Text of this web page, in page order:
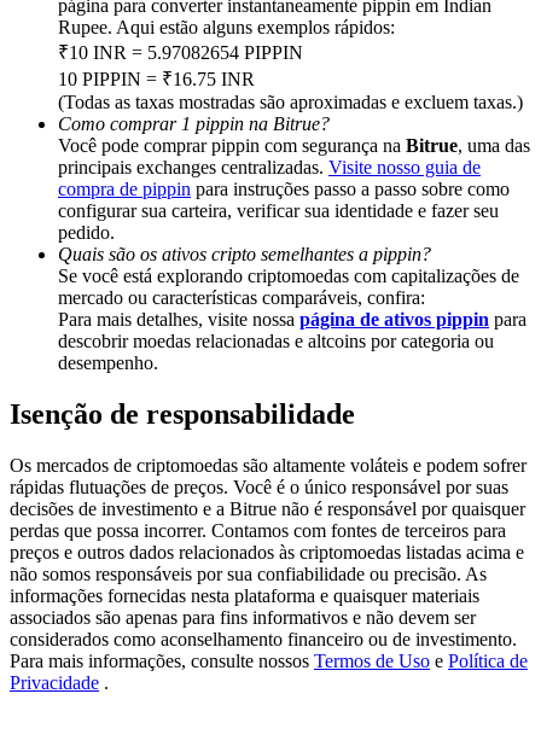
Deposit & Trade BTC to Share 25000 USDT prize pool!
Deposit CASHCAT & Win
Share 500000 CASHCAT prize pool
Exclusive for BitMart Users
Register & Trade to Win 500,000 USDT
Precious Metals Trading Carnival
USDT New User Exclusive 10% APR
USDT Flexible Staking | Daily Rewards
BTC New User Exclusive: 6.5% APR
página para converter instantaneamente pippin em Indian
Rupee. Aqui estão alguns exemplos rápidos:
₹10 INR = 5.97082654 PIPPIN
10 PIPPIN = ₹16.75 INR
(Todas as taxas mostradas são aproximadas e excluem taxas.)
Como comprar 1 pippin na Bitrue?
Você pode comprar pippin com segurança na Bitrue, uma das
principais exchanges centralizadas. Visite nosso guia de
compra de pippin para instruções passo a passo sobre como
configurar sua carteira, verificar sua identidade e fazer seu
pedido.
Quais são os ativos cripto semelhantes a pippin?
Se você está explorando criptomoedas com capitalizações de
mercado ou características comparáveis, confira:
Para mais detalhes, visite nossa página de ativos pippin para
descobrir moedas relacionadas e altcoins por categoria ou
desempenho.
Isenção de responsabilidade
Os mercados de criptomoedas são altamente voláteis e podem sofrer
rápidas flutuações de preços. Você é o único responsável por suas
decisões de investimento e a Bitrue não é responsável por quaisquer
perdas que possa incorrer. Contamos com fontes de terceiros para
preços e outros dados relacionados às criptomoedas listadas acima e
não somos responsáveis por sua confiabilidade ou precisão. As
informações fornecidas nesta plataforma e quaisquer materiais
associados são apenas para fins informativos e não devem ser
considerados como aconselhamento financeiro ou de investimento.
Para mais informações, consulte nossos Termos de Uso e Política de
Privacidade .